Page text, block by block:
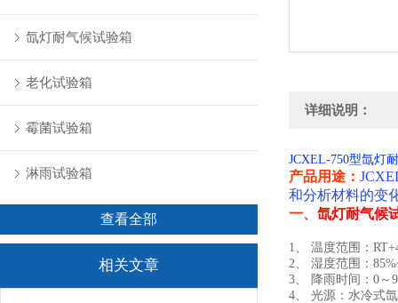
氙灯耐气候试验箱
老化试验箱
霉菌试验箱
淋雨试验箱
查看全部
相关文章
详细说明：
JCXEL-750型氙灯
产品用途：
和分析材料的变
一、 氙灯耐气候
1、 温度范围：
2、 湿度范围：
3、 降雨时间：0～
4、 光源：水冷式